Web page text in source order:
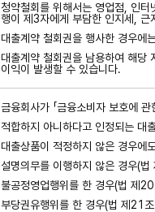
청약철회를 위해서는 영업점, 인
행이 제3자에게 부담한 인지세, 근
대출계약 철회권을 행사한 경우에
대출계약 철회권을 남용하여 해당
이익이 발생할 수 있습니다.
금융회사가 「금융소비자 보호에
적합하지 아니하다고 인정되는 대
대출상품이 적정하지 않은 경우에
설명의무를 이행하지 않은 경우(
불공정영업행위를 한 경우(법 제
부당권유행위를 한 경우(법 제21